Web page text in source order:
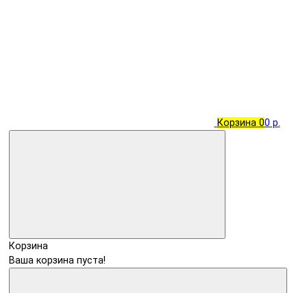
Корзина 00 р.
Корзина
Ваша корзина пуста!